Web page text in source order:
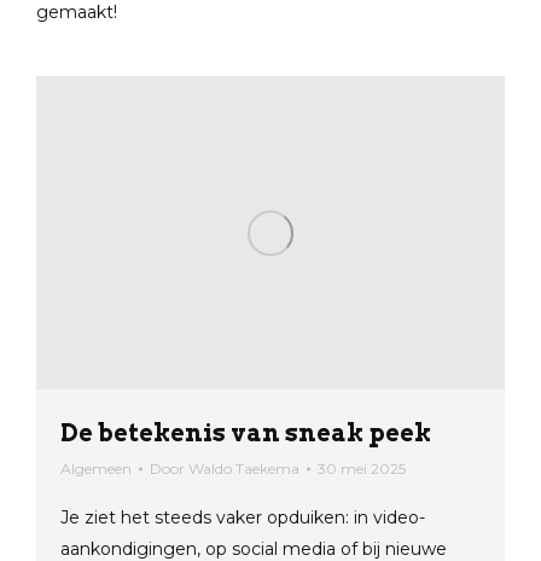
gemaakt!
De betekenis van sneak peek
Algemeen Door Waldo Taekema 30 mei 2025
Je ziet het steeds vaker opduiken: in video-
aankondigingen, op social media of bij nieuwe